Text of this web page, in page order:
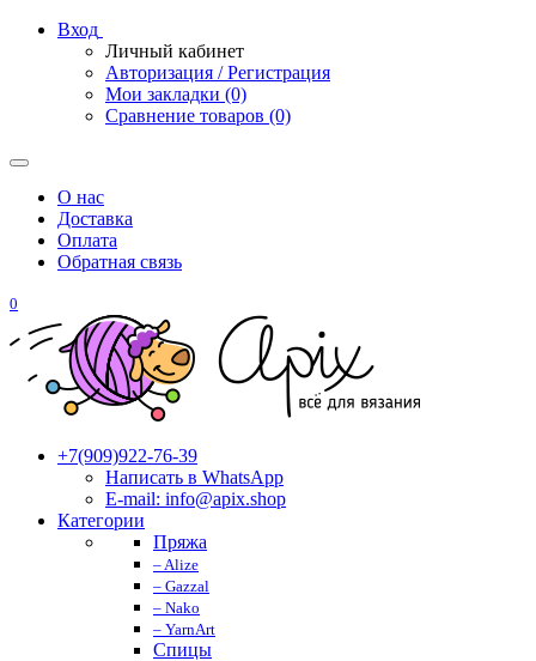
Вход
Личный кабинет
Авторизация / Регистрация
Мои закладки (0)
Сравнение товаров (0)
О нас
Доставка
Оплата
Обратная связь
0
+7(909)922-76-39
Написать в WhatsApp
E-mail: info@apix.shop
Категории
Пряжа
– Alize
– Gazzal
– Nako
– YarnArt
Спицы